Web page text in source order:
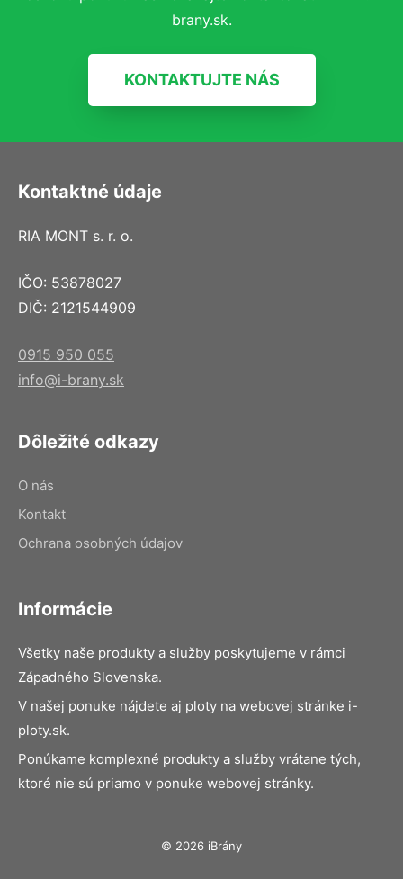
brany.sk.
KONTAKTUJTE NÁS
Kontaktné údaje
RIA MONT s. r. o.
IČO: 53878027
DIČ: 2121544909
0915 950 055
info@i-brany.sk
Dôležité odkazy
O nás
Kontakt
Ochrana osobných údajov
Informácie
Všetky naše produkty a služby poskytujeme v rámci
Západného Slovenska.
V našej ponuke nájdete aj ploty na webovej stránke i-
ploty.sk.
Ponúkame komplexné produkty a služby vrátane tých,
ktoré nie sú priamo v ponuke webovej stránky.
© 2026 iBrány